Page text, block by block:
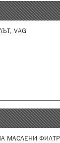
VAG
МАСЛЕНИ